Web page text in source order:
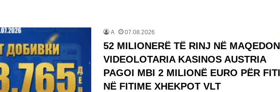
A 07.08.2026
52 MILIONERË TË RINJ NË
VIDEOLOTARIA KASINOS AUSTRIA
PAGOI MBI 2 MILIONË EURO PËR
NË FITIME XHEKPOT VLT